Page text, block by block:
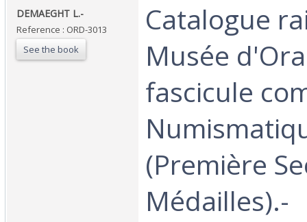
‎DEMAEGHT L.-‎
Reference : ORD-3013
See the book
‎Catalogue
Musée
fascicule
(Première
Médailles).-‎